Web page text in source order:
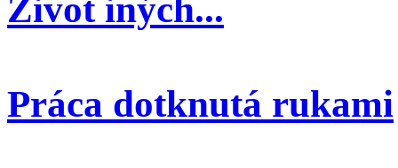
Život iných...
Práca dotknutá rukami